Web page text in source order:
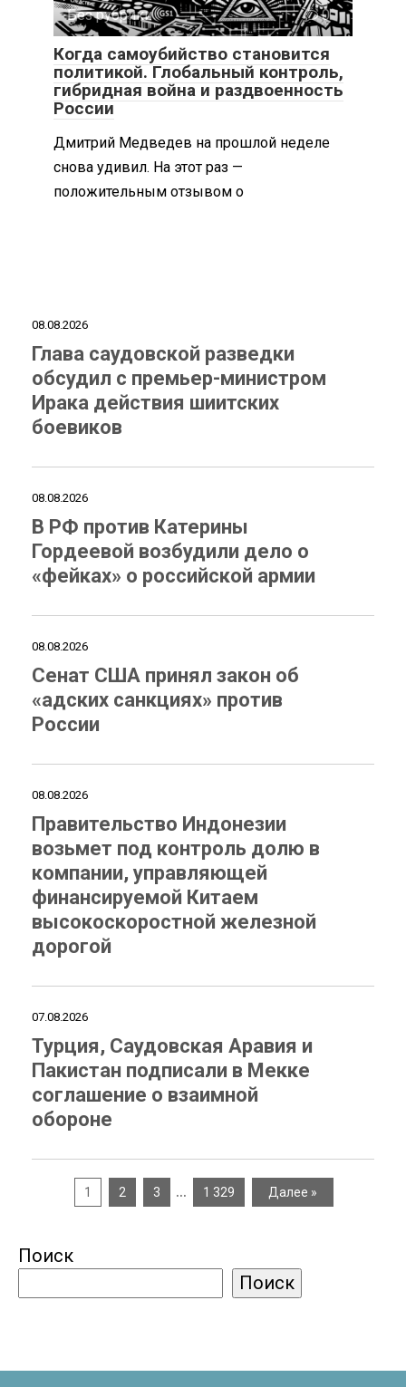
Без рубрики 0
Когда самоубийство становится
политикой. Глобальный контроль,
гибридная война и раздвоенность
России
Дмитрий Медведев на прошлой неделе
снова удивил. На этот раз —
положительным отзывом о
08.08.2026
Глава саудовской разведки
обсудил с премьер-министром
Ирака действия шиитских
боевиков
08.08.2026
В РФ против Катерины
Гордеевой возбудили дело о
«фейках» о российской армии
08.08.2026
Сенат США принял закон об
«адских санкциях» против
России
08.08.2026
Правительство Индонезии
возьмет под контроль долю в
компании, управляющей
финансируемой Китаем
высокоскоростной железной
дорогой
07.08.2026
Турция, Саудовская Аравия и
Пакистан подписали в Мекке
соглашение о взаимной
обороне
1 2 3 … 1 329 Далее »
Поиск
Поиск